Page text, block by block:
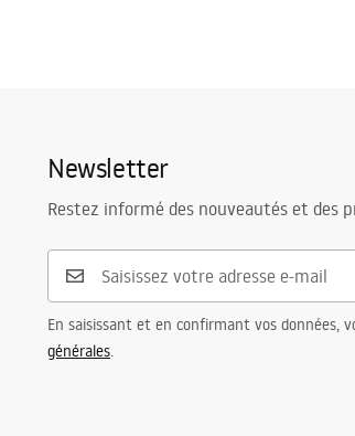
Newsletter
Restez informé des nouveautés et des
En saisissant et en confirmant vos données,
générales.